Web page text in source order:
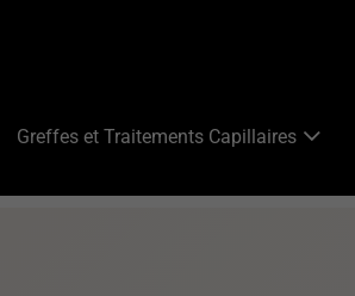
Greffes et Traitements Capillaires